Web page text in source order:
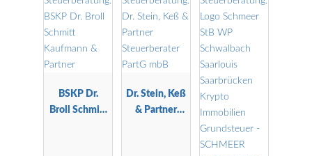
BSKP Dr.
Broll Schmitt
Dr. Stein, Keß
& Partner